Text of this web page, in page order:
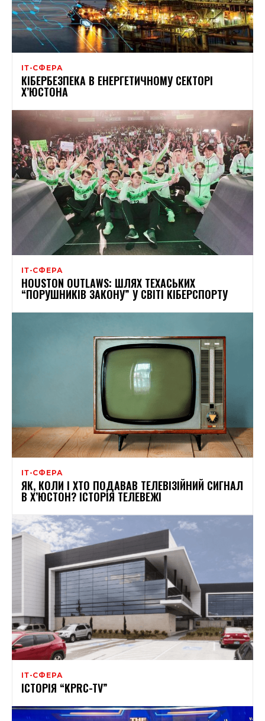
ІТ-СФЕРА
КІБЕРБЕЗПЕКА В ЕНЕРГЕТИЧНОМУ СЕКТОРІ
Х’ЮСТОНА
ІТ-СФЕРА
HOUSTON OUTLAWS: ШЛЯХ ТЕХАСЬКИХ
“ПОРУШНИКІВ ЗАКОНУ” У СВІТІ КІБЕРСПОРТУ​
ІТ-СФЕРА
ЯК, КОЛИ І ХТО ПОДАВАВ ТЕЛЕВІЗІЙНИЙ СИГНАЛ
В Х’ЮСТОН? ІСТОРІЯ ТЕЛЕВЕЖІ
ІТ-СФЕРА
ІСТОРІЯ “KPRC-TV”